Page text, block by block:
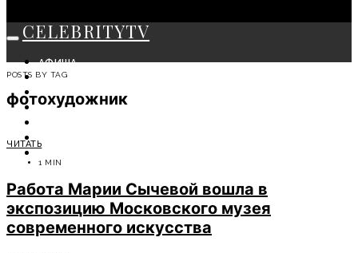
CELEBRITYTV
АФИША
СОБЫТИЯ
КРАСОТА
МОДА
POSTS BY TAG
фотохудожник
ЧИТАТЬ
1 MIN
Работа Марии Сычевой вошла в
экспозицию Московского музея
современного искусства